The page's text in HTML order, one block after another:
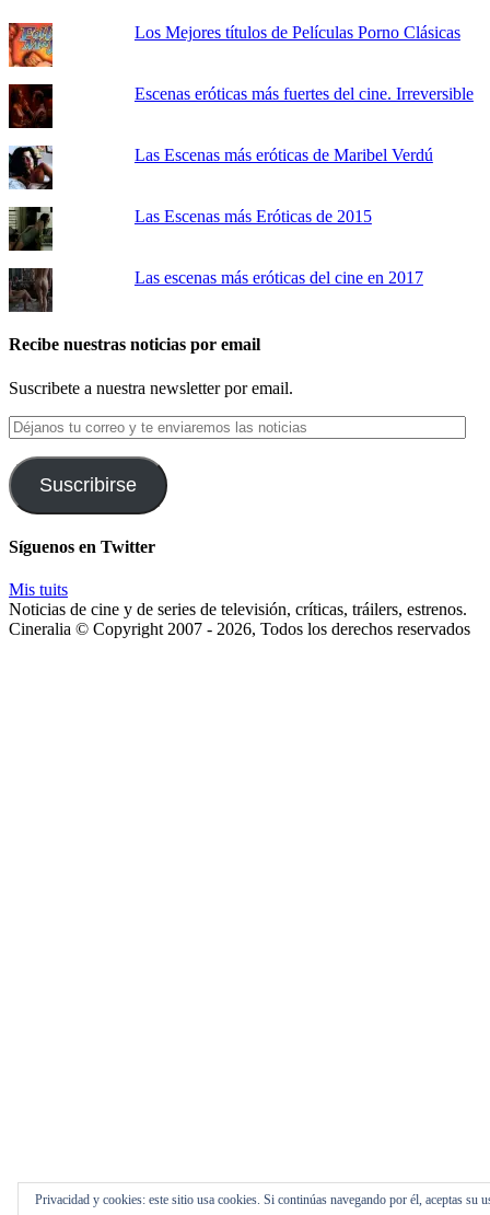
Los Mejores títulos de Películas Porno Clásicas
Escenas eróticas más fuertes del cine. Irreversible
Las Escenas más eróticas de Maribel Verdú
Las Escenas más Eróticas de 2015
Las escenas más eróticas del cine en 2017
Recibe nuestras noticias por email
Suscribete a nuestra newsletter por email.
Déjanos
tu
correo
y
te
las
noticias
Suscribirse
Síguenos en Twitter
Mis tuits
Noticias de cine y de series de televisión, críticas, tráilers, estrenos.
Cineralia © Copyright 2007 - 2026, Todos los derechos reservados
Privacidad y cookies: este sitio usa cookies. Si continúas navegando por él, aceptas su